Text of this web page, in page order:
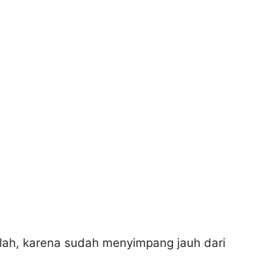
karena sudah menyimpang jauh dari